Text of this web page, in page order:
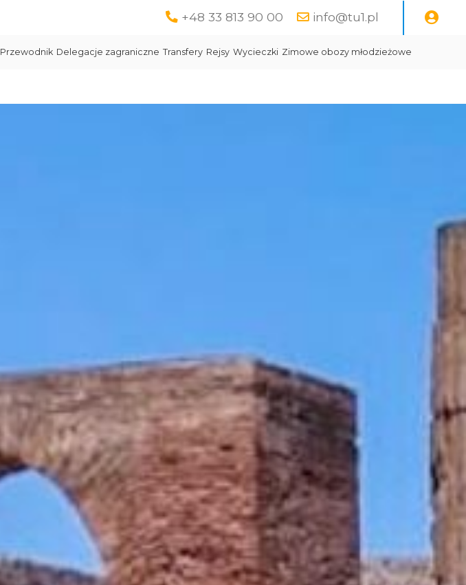
+48 33 813 90 00 info@tu1.pl
Przewodnik Delegacje zagraniczne Transfery Rejsy Wycieczki Zimowe obozy młodzieżowe